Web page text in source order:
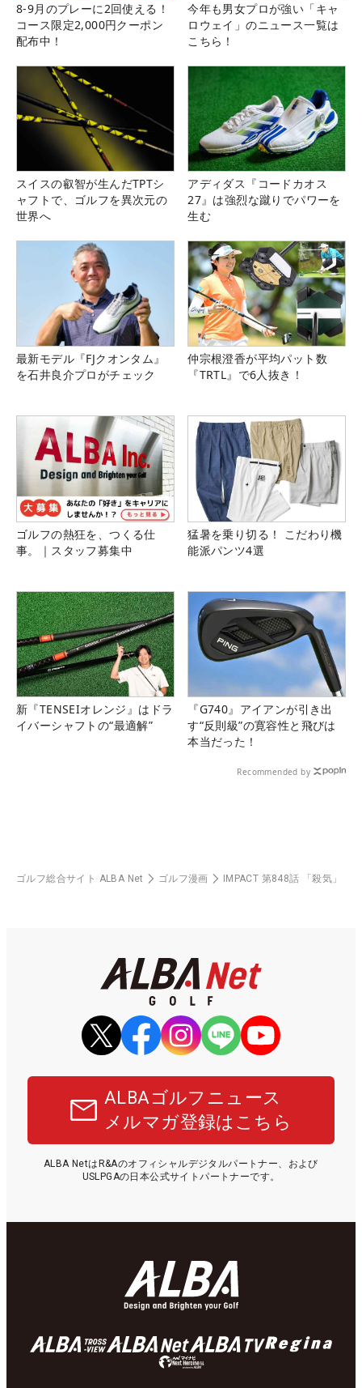
8-9月のプレーに2回使える！
コース限定2,000円クーポン
配布中！
今年も男女プロが強い「キャ
ロウェイ」のニュース一覧は
こちら！
スイスの叡智が生んだTPTシ
ャフトで、ゴルフを異次元の
世界へ
アディダス『コードカオス
27』は強烈な蹴りでパワーを
生む
最新モデル『FJクオンタム』
を石井良介プロがチェック
仲宗根澄香が平均パット数
『TRTL』で6人抜き！
ゴルフの熱狂を、つくる仕
事。｜スタッフ募集中
猛暑を乗り切る！ こだわり機
能派パンツ4選
新『TENSEIオレンジ』はドラ
イバーシャフトの“最適解”
『G740』アイアンが引き出
す“反則級”の寛容性と飛びは
本当だった！
Recommended by
ゴルフ総合サイト ALBA Net ゴルフ漫画 IMPACT 第848話 「殺気」
ALBAゴルフニュース
メルマガ登録はこちら
ALBA NetはR&Aのオフィシャルデジタルパートナー、および
USLPGAの日本公式サイトパートナーです。